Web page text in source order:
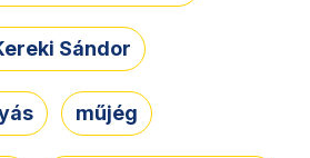
Sándor
műjég